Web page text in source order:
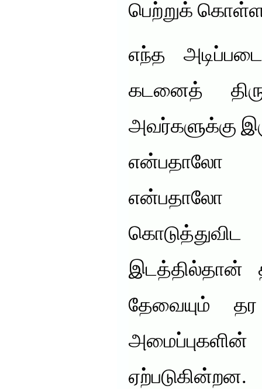
பெற்றுக்
எந்த
கடனைத்
அவர்களுக்கு
என்பதாலோ
இடத்தில்தான்
தேவையும்
ஏற்படுகின்றன.